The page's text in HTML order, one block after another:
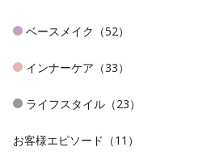
ベースメイク（52）
インナーケア（33）
ライフスタイル（23）
お客様エピソード（11）